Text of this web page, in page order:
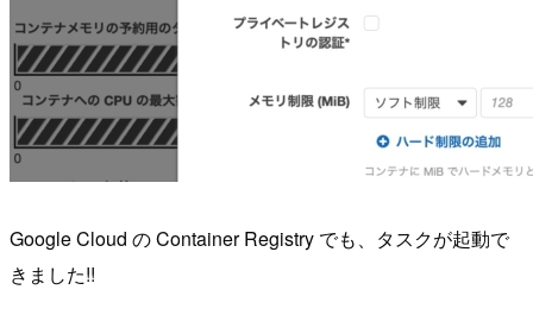
Google Cloud の Container Registry でも、タスクが起動で
きました!!